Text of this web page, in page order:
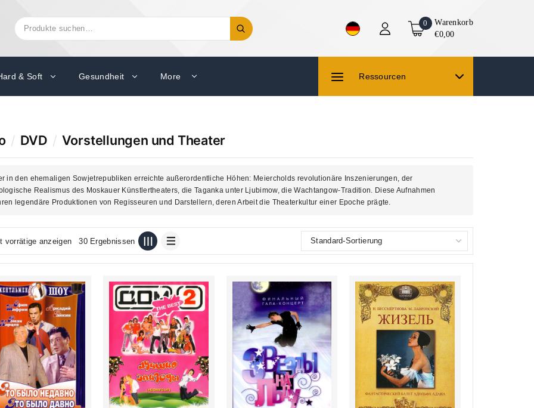
Suchen
nach:
0
Warenkorb
€0,00
& Soft Gesundheit More Ressourcen
/ DVD / Vorstellungen und Theater
in den ehemaligen Sowjetrepubliken erreichte außerordentliche Höhen: Meiercholds revolutionäre Inszenierungen, der
Realismus des Moskauer Künstlertheaters, die Taganka unter Ljubimow, die Wachtangow-Tradition. Diese Aufnahmen
legendäre Produktionen von Regisseuren und Darstellern, deren Arbeit die Theaterkultur einer Epoche prägte.
vorrätige anzeigen 30 Ergebnissen